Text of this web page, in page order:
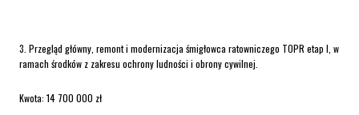
3. Przegląd główny, remont i modernizacja śmigłowca ratowniczego TOPR etap I, w
ramach środków z zakresu ochrony ludności i obrony cywilnej.
Kwota: 14 700 000 zł